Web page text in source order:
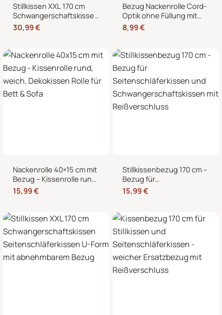
Stillkissen XXL 170 cm
Schwangerschaftskissen
Seitenschläferkissen U-
Form – Lagerungskissen
abnehmbarem Bezug
30,99€
Bezug Nackenrolle Cord-
Optik ohne Füllung mit
Reißverschluss 40 x 15
cm – Ersatzbezug für
Kissenrollen
8,99€
Nackenrolle 40×15 cm mit
Bezug – Kissenrolle rund,
weich, Dekokissen Rolle
für Bett & Sofa
15,99€
Stillkissenbezug 170 cm –
Bezug für
Seitenschläferkissen und
Schwangerschaftskissen
15,99€